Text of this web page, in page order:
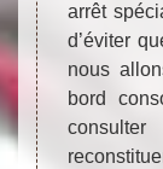
arrêt
d’éviter
nous
bord